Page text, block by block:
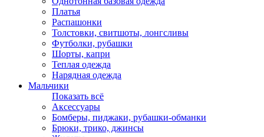
Платья
Распашонки
Толстовки, свитшоты, лонгсливы
Футболки, рубашки
Шорты, капри
Теплая одежда
Нарядная одежда
Мальчики
Показать всё
Аксессуары
Бомберы, пиджаки, рубашки-обманки
Брюки, трико, джинсы